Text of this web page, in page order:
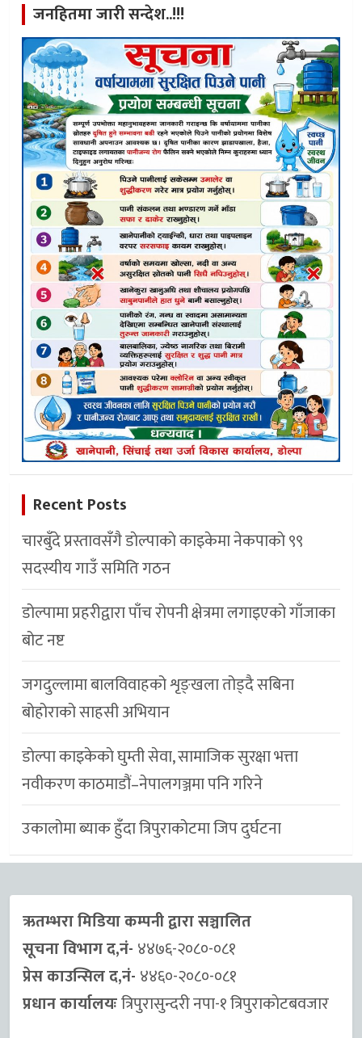
जनहितमा जारी सन्देश..!!!
Recent Posts
चारबुँदे प्रस्तावसँगै डाेल्पाकाे काइकेमा नेकपाकाे ९९
सदस्यीय गाउँ समिति गठन
डोल्पामा प्रहरीद्वारा पाँच रोपनी क्षेत्रमा लगाइएको गाँजाका
बोट नष्ट
जगदुल्लामा बालविवाहको शृङ्खला तोड्दै सबिना
बोहोराको साहसी अभियान
डाेल्पा काइकेकाे घुम्ती सेवा, सामाजिक सुरक्षा भत्ता
नवीकरण काठमाडौं–नेपालगञ्जमा पनि गरिने
उकालोमा ब्याक हुँदा त्रिपुराकोटमा जिप दुर्घटना
ऋतम्भरा मिडिया कम्पनी द्वारा सञ्चालित
सूचना विभाग द,नं- ४४७६-२०८०-०८१
प्रेस काउन्सिल द,नं- ४४६०-२०८०-०८१
प्रधान कार्यालयःत्रिपुरासुन्दरी नपा-१ त्रिपुराकाेटबवजार